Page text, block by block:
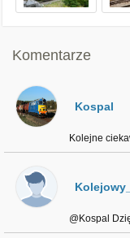
Komentarze
Kospal
Kolejne
@Kospal